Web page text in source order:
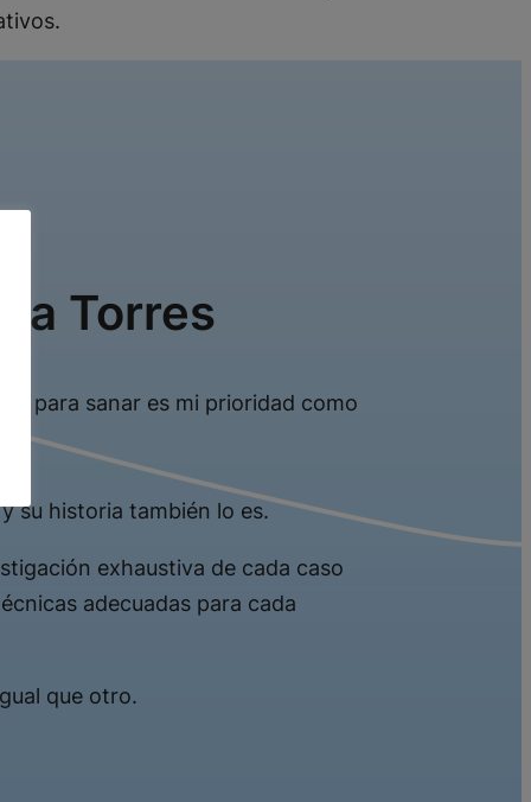
Torres
para sanar es mi prioridad como
su historia también lo es.
exhaustiva de cada caso
adecuadas para cada
que otro.